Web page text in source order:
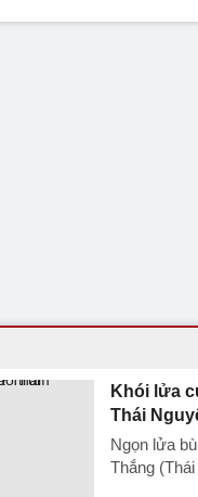
Khói lửa
Thái
Ngọn lửa
Thắng